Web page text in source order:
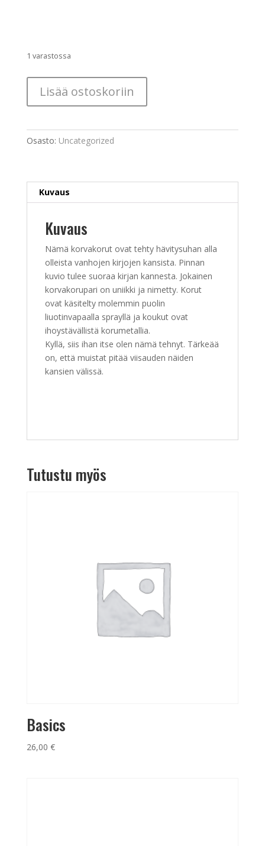
1 varastossa
määräLisää ostoskoriin
Osasto: Uncategorized
Kuvaus
Kuvaus
Nämä korvakorut ovat tehty hävitysuhan alla
olleista vanhojen kirjojen kansista. Pinnan
kuvio tulee suoraa kirjan kannesta. Jokainen
korvakorupari on uniikki ja nimetty. Korut
ovat käsitelty molemmin puolin
liuotinvapaalla sprayllä ja koukut ovat
ihoystävällistä korumetallia.
Kyllä, siis ihan itse olen nämä tehnyt. Tärkeää
on, että muistat pitää viisauden näiden
kansien välissä.
Tutustu myös
Basics
26,00 €